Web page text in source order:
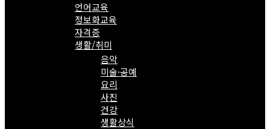
언어교육
정보화교육
자격증
생활/취미
음악
미술·공예
요리
사진
건강
생활상식